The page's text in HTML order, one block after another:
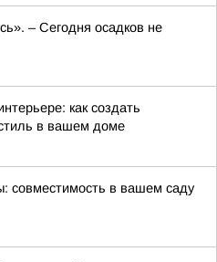
– Сегодня осадков не
как создать
в вашем доме
совместимость в вашем саду